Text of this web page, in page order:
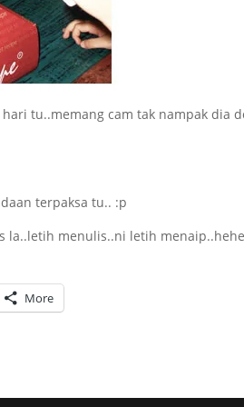
tu..memang cam tak nampak dia
terpaksa tu.. :p
la..letih menulis..ni letih
More